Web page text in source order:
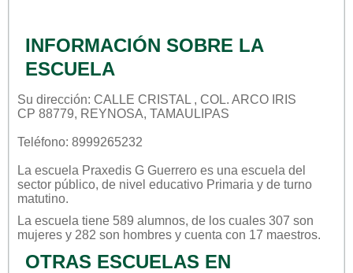
INFORMACIÓN SOBRE LA
ESCUELA
Su dirección: CALLE CRISTAL , COL. ARCO IRIS
CP 88779, REYNOSA, TAMAULIPAS
Teléfono: 8999265232
La escuela Praxedis G Guerrero es una escuela del
sector público, de nivel educativo Primaria y de turno
matutino.
La escuela tiene 589 alumnos, de los cuales 307 son
mujeres y 282 son hombres y cuenta con 17 maestros.
OTRAS ESCUELAS EN